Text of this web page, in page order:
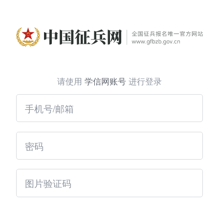
请使用 学信网账号 进行登录